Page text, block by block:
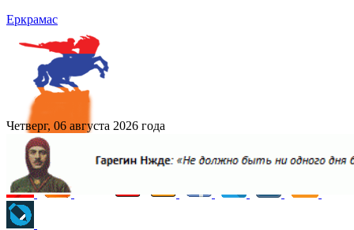
Еркрамас
Четверг, 06 августа 2026 года